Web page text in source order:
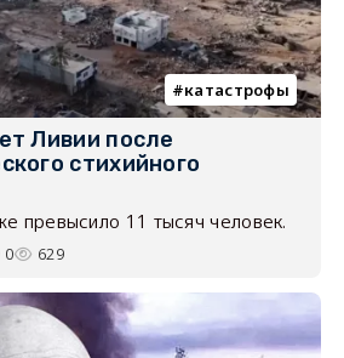
катастрофы
Ливии после
стихийного
превысило 11 тысяч человек.
0 629